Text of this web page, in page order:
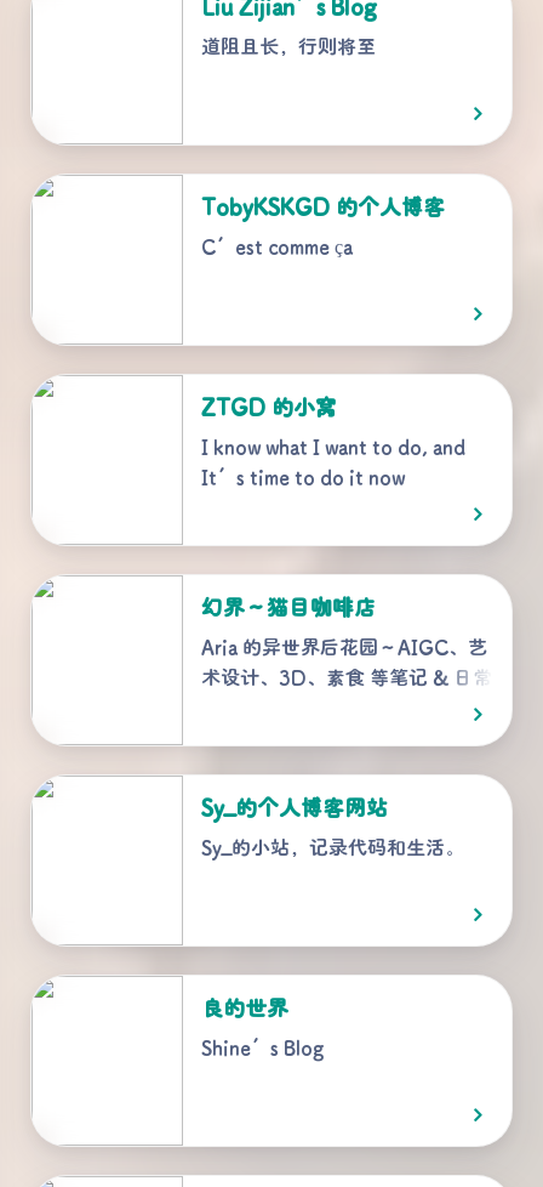
Liu Zijian’s Blog
道阻且长，行则将至
TobyKSKGD 的个人博客
C’est comme ça
ZTGD 的小窝
I know what I want to do, and
It’s time to do it now
幻界～猫目咖啡店
Aria 的异世界后花园～AIGC、艺
术设计、3D、素食 等笔记 & 日常
Sy_的个人博客网站
Sy_的小站，记录代码和生活。
良的世界
Shine’s Blog